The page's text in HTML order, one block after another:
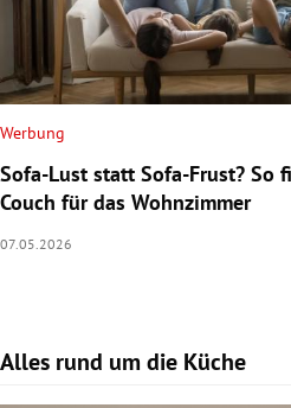
Werbung
Sofa-Lust statt Sofa-Frust? So
Couch für das Wohnzimmer
07.05.2026
Alles rund um die Küche
Slide 1 von 17